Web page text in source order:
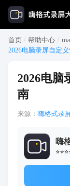
首页 / 帮助中心 /
2026电脑录屏自定
2026电脑
南
来源： 嗨格式录
嗨